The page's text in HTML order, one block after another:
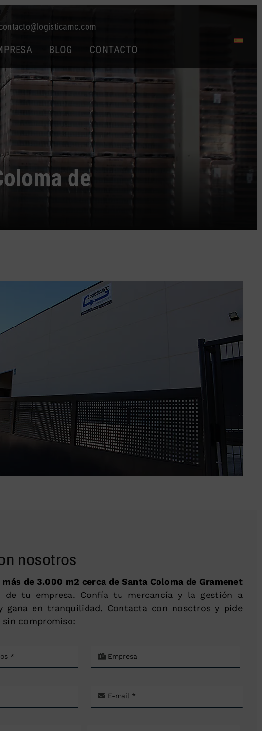
contacto@logisticamc.com
BLOG CONTACTO
de
nosotros
más de 3.000 m2 cerca de Santa Coloma de Gramenet
de tu empresa. Confía tu mercancía y la gestión a
gana en tranquilidad. Contacta con nosotros y pide
compromiso: